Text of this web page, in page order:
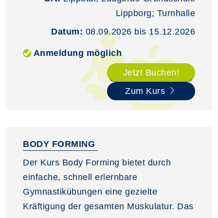
Lippborg; Turnhalle
Datum: 08.09.2026 bis 15.12.2026
Anmeldung möglich
Jetzt Buchen!
Zum Kurs
BODY FORMING
Der Kurs Body Forming bietet durch
einfache, schnell erlernbare
Gymnastikübungen eine gezielte
Kräftigung der gesamten Muskulatur. Das